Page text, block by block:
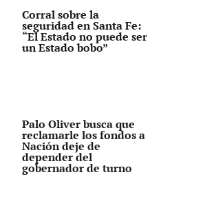
Corral sobre la
seguridad en Santa Fe:
“El Estado no puede ser
un Estado bobo”
Palo Oliver busca que
reclamarle los fondos a
Nación deje de
depender del
gobernador de turno